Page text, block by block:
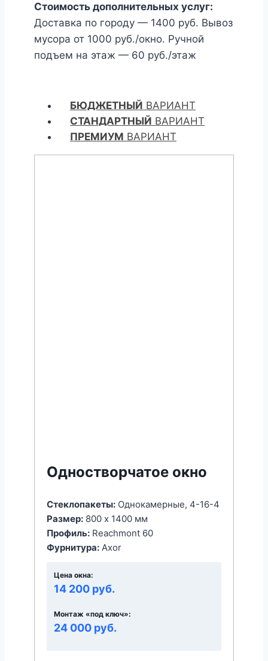
Стоимость дополнительных услуг:
Доставка по городу — 1400 руб. Вывоз
мусора от 1000 руб./окно. Ручной
подъем на этаж — 60 руб./этаж
БЮДЖЕТНЫЙ ВАРИАНТ
СТАНДАРТНЫЙ ВАРИАНТ
ПРЕМИУМ ВАРИАНТ
Одностворчатое окно
Стеклопакеты: Однокамерные, 4-16-4
Размер: 800 x 1400 мм
Профиль: Reachmont 60
Фурнитура: Axor
Цена окна:
14 200 руб.
Монтаж «под ключ»:
24 000 руб.